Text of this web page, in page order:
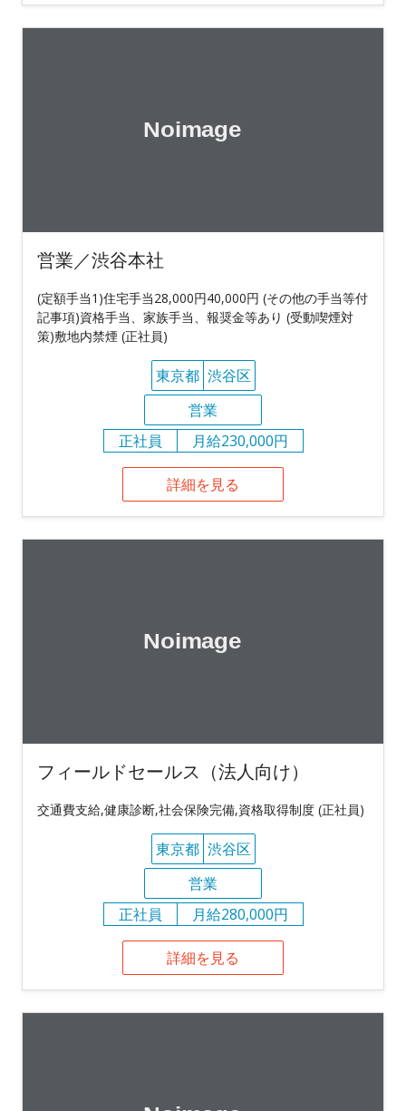
営業／渋谷本社
(定額手当1)住宅手当28,000円40,000円 (その他の手当等付
記事項)資格手当、家族手当、報奨金等あり (受動喫煙対
策)敷地内禁煙 (正社員)
東京都 渋谷区
営業
正社員
月給230,000円
詳細を見る
フィールドセールス（法人向け）
交通費支給,健康診断,社会保険完備,資格取得制度 (正社員)
東京都 渋谷区
営業
正社員
月給280,000円
詳細を見る